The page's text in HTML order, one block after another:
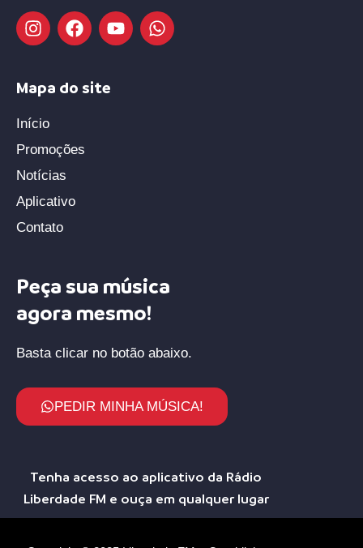
Mapa do site
Início
Promoções
Notícias
Aplicativo
Contato
Peça sua música
agora mesmo!
Basta clicar no botão abaixo.
PEDIR MINHA MÚSICA!
Tenha acesso ao aplicativo da Rádio
Liberdade FM e ouça em qualquer lugar